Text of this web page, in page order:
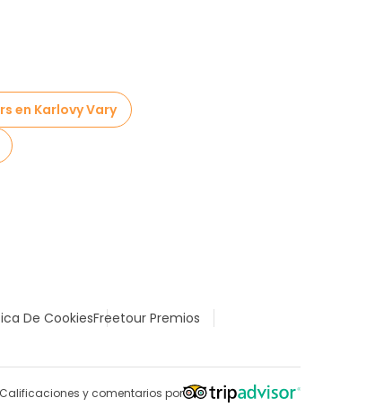
en Karlovy Vary
De CookiesFreetour Premios
Calificaciones y comentarios por